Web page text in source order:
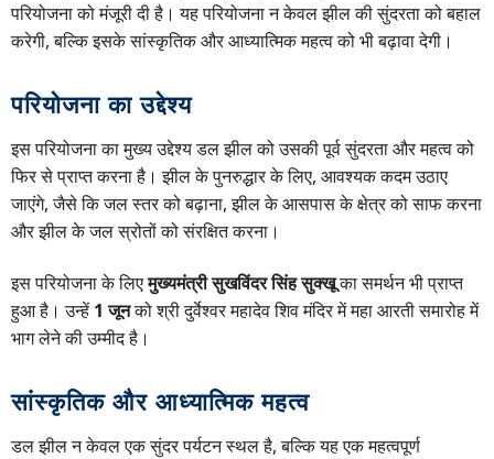
परियोजना को मंजूरी दी है। यह परियोजना न केवल झील की सुंदरता को बहाल
करेगी, बल्कि इसके सांस्कृतिक और आध्यात्मिक महत्व को भी बढ़ावा देगी।
परियोजना का उद्देश्य
इस परियोजना का मुख्य उद्देश्य डल झील को उसकी पूर्व सुंदरता और महत्व को
फिर से प्राप्त करना है। झील के पुनरुद्धार के लिए, आवश्यक कदम उठाए
जाएंगे, जैसे कि जल स्तर को बढ़ाना, झील के आसपास के क्षेत्र को साफ करना
और झील के जल स्रोतों को संरक्षित करना।
इस परियोजना के लिएमुख्यमंत्री सुखविंदर सिंह सुक्खूका समर्थन भी प्राप्त
हुआ है। उन्हें 1 जूनको श्री दुर्वेश्वर महादेव शिव मंदिर में महा आरती समारोह में
भाग लेने की उम्मीद है।
सांस्कृतिक और आध्यात्मिक महत्व
डल झील न केवल एक सुंदर पर्यटन स्थल है, बल्कि यह एक महत्वपूर्ण